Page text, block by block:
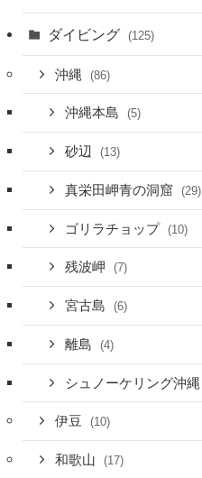
ダイビング (125)
沖縄 (86)
沖縄本島 (5)
砂辺 (13)
真栄田岬青の洞窟 (29)
ゴリラチョップ (10)
残波岬 (7)
宮古島 (6)
離島 (4)
シュノーケリング沖縄
伊豆 (10)
和歌山 (17)